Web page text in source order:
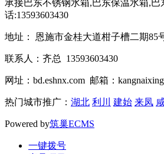
承接巴东不锈钢水箱,巴东保温水箱,巴
话:13593603430
地址： 恩施市金桂大道柑子槽二期85
联系人：齐总 13593603430
网址：bd.eshnx.com 邮箱：
热门城市推广： 湖北 利川 建始 来凤
Powered by筑巢ECMS
一键拨号